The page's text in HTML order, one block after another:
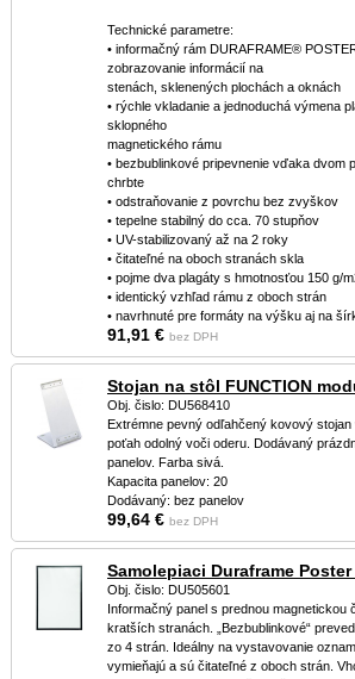
Technické parametre:
• informačný rám DURAFRAME®
zobrazovanie informácií na
stenách, sklenených plochách a oknách
• rýchle vkladanie a jednoduchá výmena
sklopného
magnetického rámu
• bezbublinkové pripevnenie vďaka dvom
chrbte
• odstraňovanie z povrchu bez zvyškov
• tepelne stabilný do cca. 70 stupňov
• UV-stabilizovaný až na 2 roky
• čitateľné na oboch stranách skla
• pojme dva plagáty s hmotnosťou 150 g/
• identický vzhľad rámu z oboch strán
• navrhnuté pre formáty na výšku aj na
91,91 € bez DPH
Stojan na stôl FUNCTION
Obj. čislo: DU568410
Extrémne pevný odľahčený kovový
poťah odolný voči oderu. Dodávaný
panelov. Farba sivá.
Kapacita panelov: 20
Dodávaný: bez panelov
99,64 € bez DPH
Samolepiaci Duraframe
Obj. čislo: DU505601
Informačný panel s prednou magnetickou
kratších stranách. „Bezbublinkové“
zo 4 strán. Ideálny na vystavovanie
vymieňajú a sú čitateľné z oboch strán.